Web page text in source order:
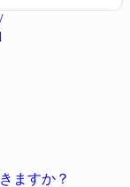
ますか？